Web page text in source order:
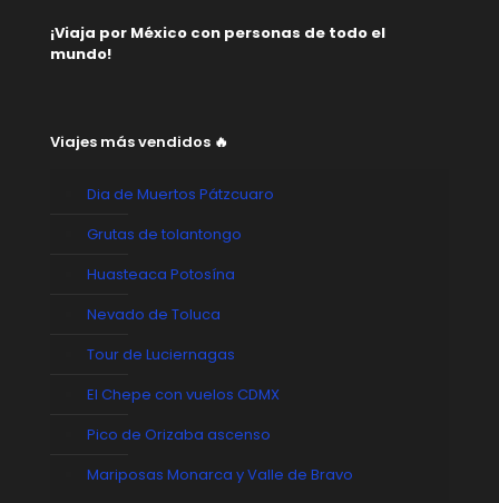
¡Viaja por México con personas de todo el
mundo!
Viajes más vendidos 🔥
Dia de Muertos Pátzcuaro
Grutas de tolantongo
Huasteaca Potosína
Nevado de Toluca
Tour de Luciernagas
El Chepe con vuelos CDMX
Pico de Orizaba ascenso
Mariposas Monarca y Valle de Bravo